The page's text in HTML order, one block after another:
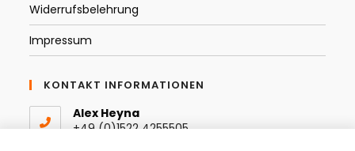
Widerrufsbelehrung
Impressum
KONTAKT INFORMATIONEN
Alex Heyna
+49 (0)1522 4255505